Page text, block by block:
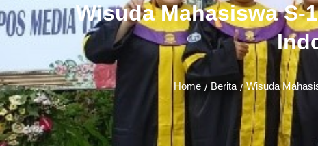
Wisuda Mahasiswa S-
Home / Berita / Wisuda